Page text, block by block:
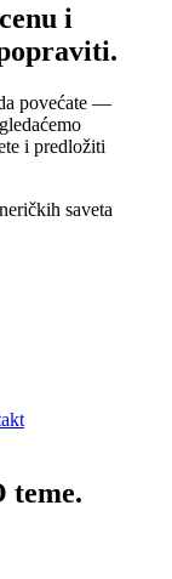
i
povećate —
i predložiti
saveta
teme.